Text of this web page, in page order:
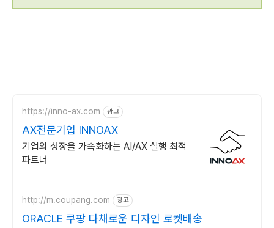
https://inno-ax.com 광고
AX전문기업 INNOAX
기업의 성장을 가속화하는 AI/AX 실행 최적
파트너
http://m.coupang.com 광고
ORACLE 쿠팡 다채로운 디자인 로켓배송